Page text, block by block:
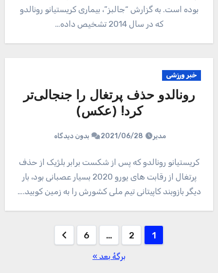
بوده است. به گزارش “جالبز”، بیماری کریستیانو رونالدو
که در سال 2014 تشخیص داده…
خبر ورزشی
رونالدو حذف پرتغال را جنجالی‌تر
کرد! (عکس)
مدیر 2021/06/28 بدون دیدگاه
کریستیانو رونالدو که پس از شکست برابر بلژیک از حذف
پرتغال از رقابت های یورو 2020 بسیار عصبانی بود، بار
دیگر بازوبند کاپیتانی تیم ملی کشورش را به زمین کوبید.…
صفحه‌بندی
1
2
…
6
برگهٔ بعد »